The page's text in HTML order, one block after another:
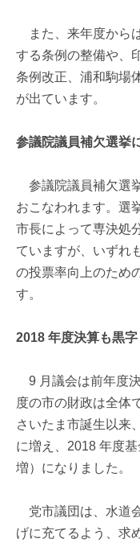
また、来年度から
する条例の整備や、
条例改正、浦和駒場
が出ています。
参議院議員補欠選挙
参議院議員補欠選
おこなわれます。選
市長によって専決処
ていますが、いずれ
の投票率向上のため
す。
2018 年度決算も黒
9 月議会は前年度
度の市の財政は全体
さいたま市誕生以来
に増え、2018 年度
増）になりました。
党市議団は、水道
げに充てるよう、求